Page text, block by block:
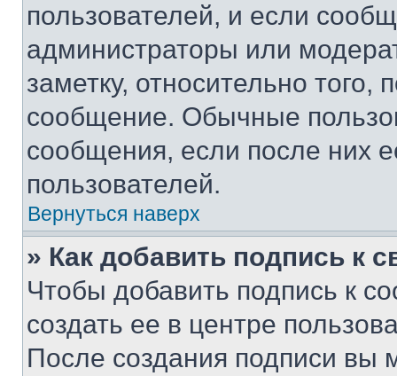
пользователей, и если
администраторы или
заметку, относительно
сообщение. Обычные
сообщения, если после них
пользователей.
Вернуться наверх
» Как добавить подпись к
Чтобы добавить подпись к
создать ее в центре
После создания подписи вы